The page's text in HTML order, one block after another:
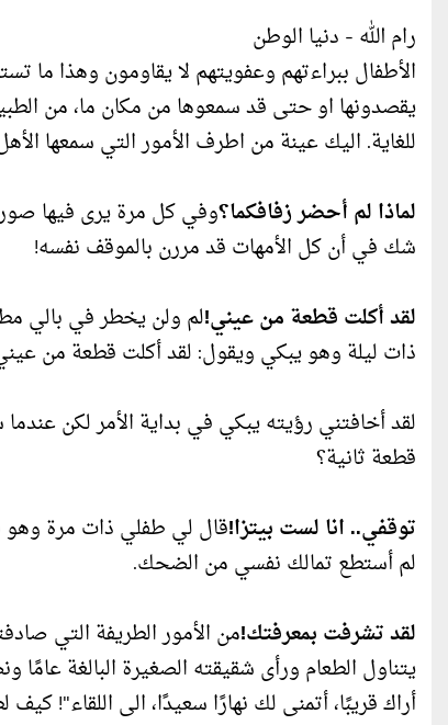
رام الله - دنيا الوطن
الأطفال ببراءتهم وعفويتهم لا يقاومون وهذا ما
يقصدونها او حتى قد سمعوها من مكان ما، من
للغاية. اليك عينة من اطرف الأمور التي سمعها
لماذا لم أحضر زفافكما؟وفي كل مرة يرى فيها صورة
شك في أن كل الأمهات قد مررن بالموقف نفسه!
لقد أكلت قطعة من عيني!
ذات ليلة وهو يبكي ويقول: لقد أكلت قطعة من
لقد أخافتني رؤيته يبكي في بداية الأمر لكن
قطعة ثانية؟
توقفي.. انا لست بيتزا!قال لي طفلي ذات مرة وهو
لم أستطع تمالك نفسي من الضحك.
لقد تشرفت بمعرفتك!من الأمور الطريفة التي
يتناول الطعام ورأى شقيقته الصغيرة البالغة
أراك قريبًا، أتمنى لك نهارًا سعيدًا، الى اللقاء"!